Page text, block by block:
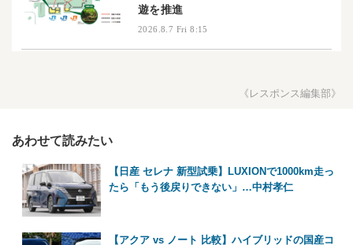
遊を推進
2026.8.7 Fri 8:15
《レスポンス編集部》
あわせて読みたい
【日産 セレナ 新型試乗】LUXIONで1000km走っ
たら「もう後戻りできない」…中村孝仁
【アクア vs ノート 比較】ハイブリッドの国産コ